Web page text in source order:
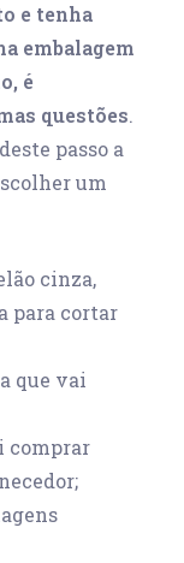
e tenha
embalagem
é
questões.
passo a
um
cinza,
para cortar
que vai
comprar